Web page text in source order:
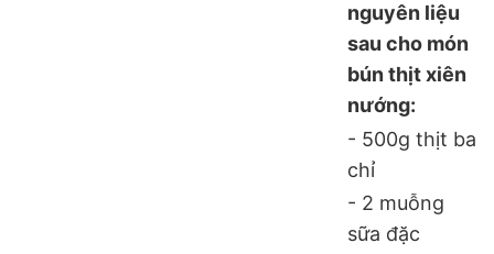
nguyên liệu
sau cho món
bún thịt xiên
nướng:
- 500g thịt ba
chỉ
- 2 muỗng
sữa đặc